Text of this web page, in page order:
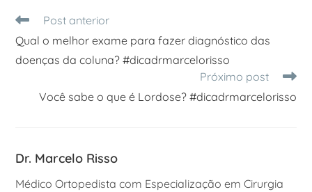
Post anterior
Qual o melhor exame para fazer diagnóstico das
doenças da coluna? #dicadrmarcelorisso
Próximo post
Você sabe o que é Lordose? #dicadrmarcelorisso
Dr. Marcelo Risso
Médico Ortopedista com Especialização em Cirurgia